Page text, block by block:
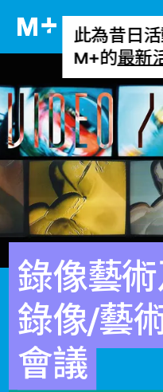
此為昔日
M+的最新
錄像藝術
錄像/藝
會議